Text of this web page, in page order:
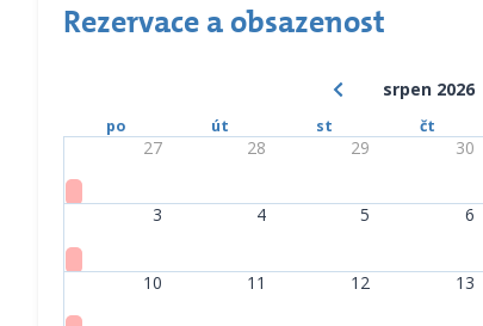
Rezervace a obsazenost
srpen 2026
po út st čt
27 28 29 30
3 4 5 6
10 11 12 13